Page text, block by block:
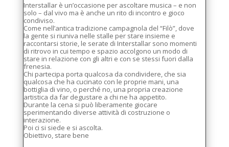
Interstallar è un’occasione per ascoltare musica – e non
solo – dal vivo ma è anche un rito di incontro e gioco
condiviso.
Come nell’antica tradizione campagnola del “Filò”, dove
la gente si riuniva nelle stalle per stare insieme e
raccontarsi storie, le serate di Interstallar sono momenti
di ritrovo in cui tempo e spazio accolgono un modo di
stare in relazione con gli altri e con se stessi fuori dalla
frenesia.
Chi partecipa porta qualcosa da condividere, che sia
qualcosa che ha cucinato con le proprie mani, una
bottiglia di vino, o perché no, una propria creazione
artistica da far degustare a chi ne ha appetito.
Durante la cena si può liberamente giocare
sperimentando diverse attività di costruzione o
interazione.
Poi ci si siede e si ascolta.
Obiettivo, stare bene